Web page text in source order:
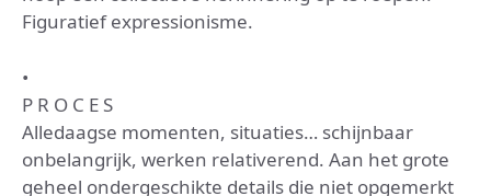
Figuratief expressionisme.
•
P R O C E S
Alledaagse momenten, situaties… schijnbaar
onbelangrijk, werken relativerend. Aan het grote
geheel ondergeschikte details die niet opgemerkt